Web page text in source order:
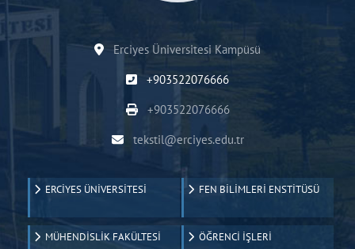
Erciyes Üniversitesi Kampüsü
+903522076666
+903522076666
tekstil@erciyes.edu.tr
ERCİYES ÜNİVERSİTESİ FEN BİLİMLERİ ENSTİTÜSÜ
MÜHENDİSLİK FAKÜLTESİ ÖĞRENCİ İŞLERİ